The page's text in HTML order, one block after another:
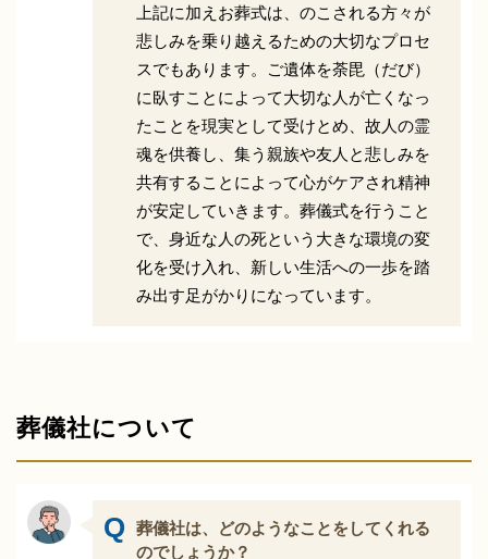
上記に加えお葬式は、のこされる方々が
悲しみを乗り越えるための大切なプロセ
スでもあります。ご遺体を荼毘（だび）
に臥すことによって大切な人が亡くなっ
たことを現実として受けとめ、故人の霊
魂を供養し、集う親族や友人と悲しみを
共有することによって心がケアされ精神
が安定していきます。葬儀式を行うこと
で、身近な人の死という大きな環境の変
化を受け入れ、新しい生活への一歩を踏
み出す足がかりになっています。
葬儀社について
葬儀社は、どのようなことをしてくれる
のでしょうか？